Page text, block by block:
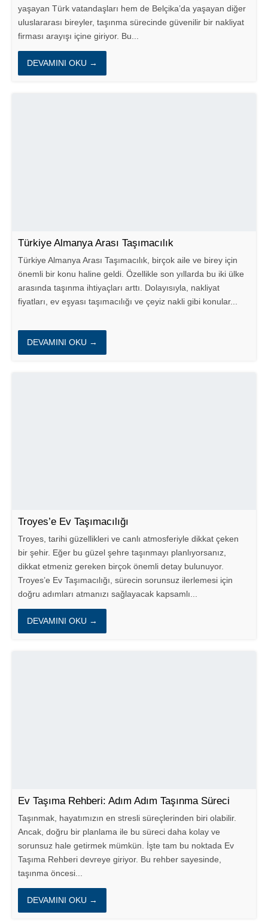
yaşayan Türk vatandaşları hem de Belçika’da yaşayan diğer
uluslararası bireyler, taşınma sürecinde güvenilir bir nakliyat
firması arayışı içine giriyor. Bu...
DEVAMINI OKU →
Türkiye Almanya Arası Taşımacılık
Türkiye Almanya Arası Taşımacılık, birçok aile ve birey için
önemli bir konu haline geldi. Özellikle son yıllarda bu iki ülke
arasında taşınma ihtiyaçları arttı. Dolayısıyla, nakliyat
fiyatları, ev eşyası taşımacılığı ve çeyiz nakli gibi konular...
DEVAMINI OKU →
Troyes’e Ev Taşımacılığı
Troyes, tarihi güzellikleri ve canlı atmosferiyle dikkat çeken
bir şehir. Eğer bu güzel şehre taşınmayı planlıyorsanız,
dikkat etmeniz gereken birçok önemli detay bulunuyor.
Troyes’e Ev Taşımacılığı, sürecin sorunsuz ilerlemesi için
doğru adımları atmanızı sağlayacak kapsamlı...
DEVAMINI OKU →
Ev Taşıma Rehberi: Adım Adım Taşınma Süreci
Taşınmak, hayatımızın en stresli süreçlerinden biri olabilir.
Ancak, doğru bir planlama ile bu süreci daha kolay ve
sorunsuz hale getirmek mümkün. İşte tam bu noktada Ev
Taşıma Rehberi devreye giriyor. Bu rehber sayesinde,
taşınma öncesi...
DEVAMINI OKU →